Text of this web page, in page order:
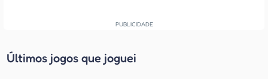
Últimos jogos que joguei